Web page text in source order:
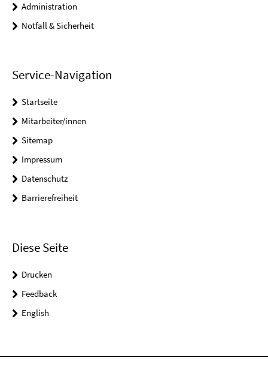
Administration
Notfall & Sicherheit
Service-Navigation
Startseite
Mitarbeiter/innen
Sitemap
Impressum
Datenschutz
Barrierefreiheit
Diese Seite
Drucken
Feedback
English